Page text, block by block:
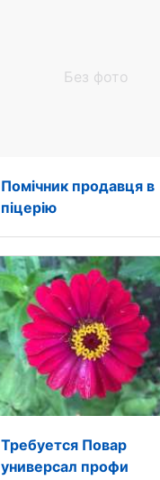
Без фото
Помічник продавця в
піцерію
Требуется Повар
универсал профи